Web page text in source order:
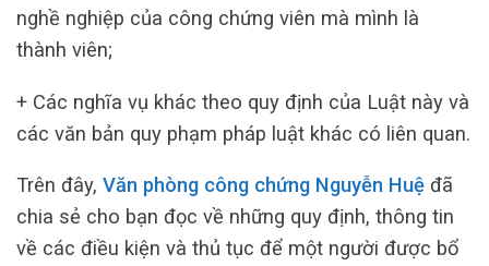
nghề nghiệp của công chứng viên mà mình là
thành viên;
+ Các nghĩa vụ khác theo quy định của Luật này và
các văn bản quy phạm pháp luật khác có liên quan.
Trên đây, Văn phòng công chứng Nguyễn Huệ đã
chia sẻ cho bạn đọc về những quy định, thông tin
về các điều kiện và thủ tục để một người được bổ